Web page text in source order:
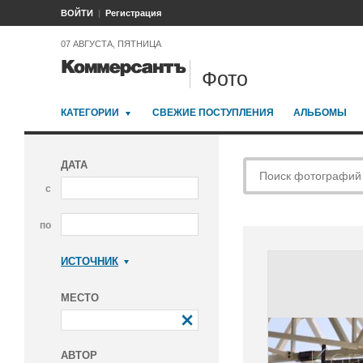
ВОЙТИ Регистрация
07 АВГУСТА, ПЯТНИЦА
Фото
КАТЕГОРИИ СВЕЖИЕ ПОСТУПЛЕНИЯ АЛЬБОМЫ
ДАТА
с
по
ИСТОЧНИК
МЕСТО
АВТОР